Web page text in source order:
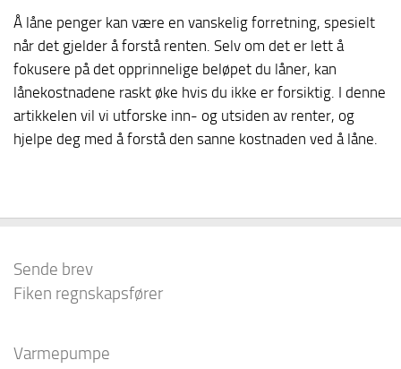
Å låne penger kan være en vanskelig forretning, spesielt
når det gjelder å forstå renten. Selv om det er lett å
fokusere på det opprinnelige beløpet du låner, kan
lånekostnadene raskt øke hvis du ikke er forsiktig. I denne
artikkelen vil vi utforske inn- og utsiden av renter, og
hjelpe deg med å forstå den sanne kostnaden ved å låne.
Sende brev
Fiken regnskapsfører
Varmepumpe